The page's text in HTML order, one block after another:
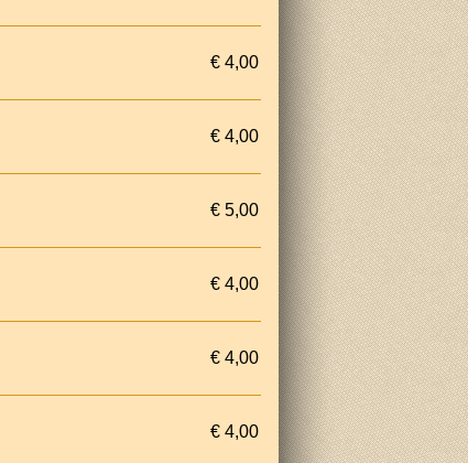
€ 4,00
€ 4,00
€ 5,00
€ 4,00
€ 4,00
€ 4,00